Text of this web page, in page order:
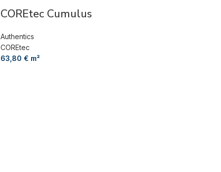
COREtec Cumulus
Authentics
COREtec
63,80 € m²